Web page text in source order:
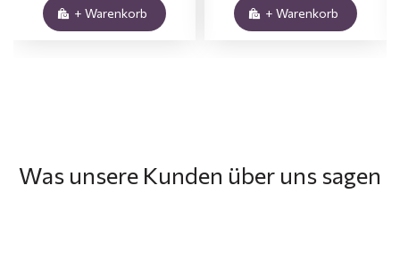
+ Warenkorb + Warenkorb
Was unsere Kunden über uns sagen